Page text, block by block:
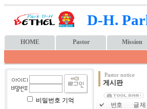
D-H.
HOME Pastor Mission
비밀번호 기억
Pastor notice
게시판
번호 글 제